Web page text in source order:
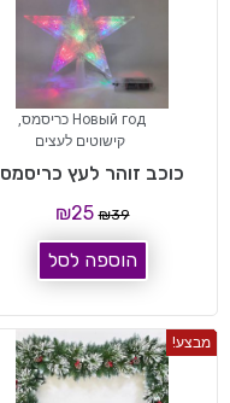
Новый год כריסמס
,
קישוטים לעצים
כוכב זוהר לעץ כריסמס
₪39
₪25
הוספה לסל
מבצע!